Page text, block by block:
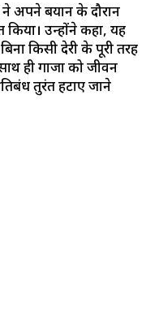
अपने बयान के दौरान
किया। उन्होंने कहा, यह
किसी देरी के पूरी तरह
ही गाजा को जीवन
तुरंत हटाए जाने